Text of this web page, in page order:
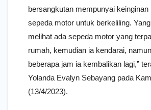
bersangkutan mempunyai keinginan
sepeda motor untuk berkeliling.
melihat ada sepeda motor yang
rumah, kemudian ia kendarai,
beberapa jam ia kembalikan lagi,”
Yolanda Evalyn Sebayang pada
(13/4/2023).